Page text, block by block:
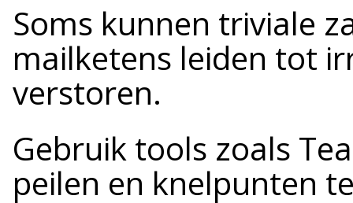
Soms kunnen triviale
mailketens leiden tot
verstoren.
Gebruik tools zoals
peilen en knelpunten